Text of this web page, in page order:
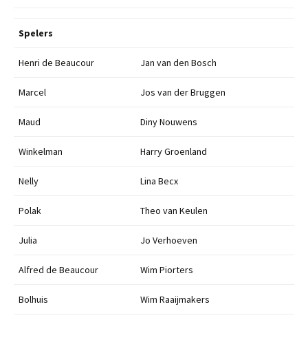
Spelers
Henri de Beaucour Jan van den Bosch
Marcel Jos van der Bruggen
Maud Diny Nouwens
Winkelman Harry Groenland
Nelly Lina Becx
Polak Theo van Keulen
Julia Jo Verhoeven
Alfred de Beaucour Wim Piorters
Bolhuis Wim Raaijmakers